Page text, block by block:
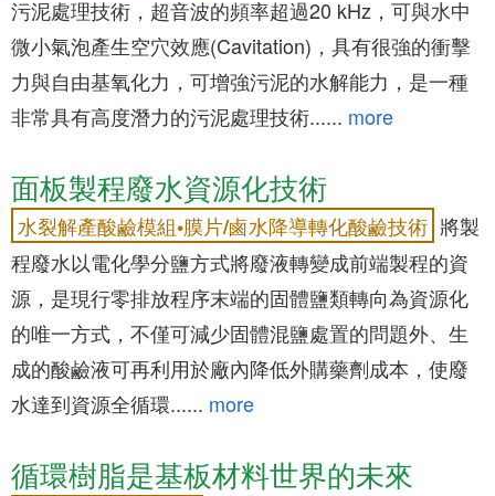
污泥處理技術，超音波的頻率超過20 kHz，可與水中
微小氣泡產生空穴效應(Cavitation)，具有很強的衝擊
力與自由基氧化力，可增強污泥的水解能力，是一種
非常具有高度潛力的污泥處理技術...... more
面板製程廢水資源化技術
水裂解產酸鹼模組•膜片/鹵水降導轉化酸鹼技術 將製
程廢水以電化學分鹽方式將廢液轉變成前端製程的資
源，是現行零排放程序末端的固體鹽類轉向為資源化
的唯一方式，不僅可減少固體混鹽處置的問題外、生
成的酸鹼液可再利用於廠內降低外購藥劑成本，使廢
水達到資源全循環...... more
循環樹脂是基板材料世界的未來